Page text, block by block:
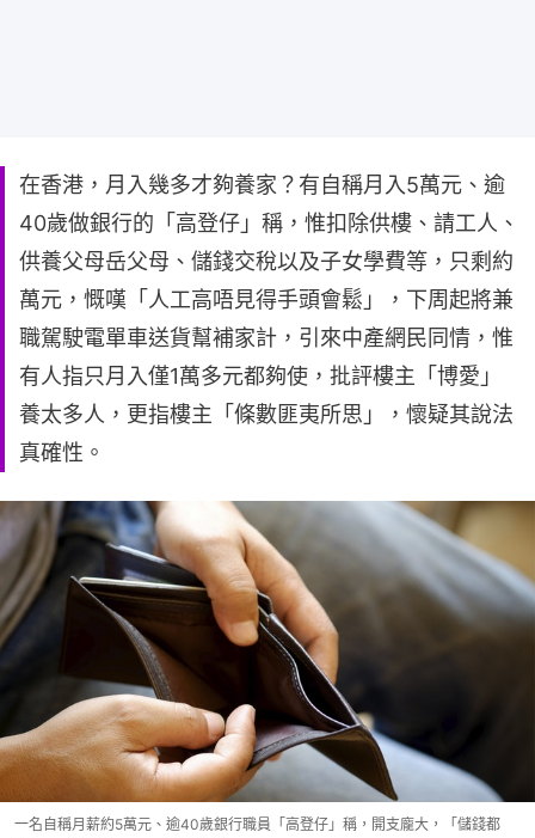
在香港，月入幾多才夠養家？有自稱月入5萬元、逾
40歲做銀行的「高登仔」稱，惟扣除供樓、請工人、
供養父母岳父母、儲錢交稅以及子女學費等，只剩約
萬元，慨嘆「人工高唔見得手頭會鬆」，下周起將兼
職駕駛電單車送貨幫補家計，引來中產網民同情，惟
有人指只月入僅1萬多元都夠使，批評樓主「博愛」
養太多人，更指樓主「條數匪夷所思」，懷疑其說法
真確性。
一名自稱月薪約5萬元、逾40歲銀行職員「高登仔」稱，開支龐大，「儲錢都